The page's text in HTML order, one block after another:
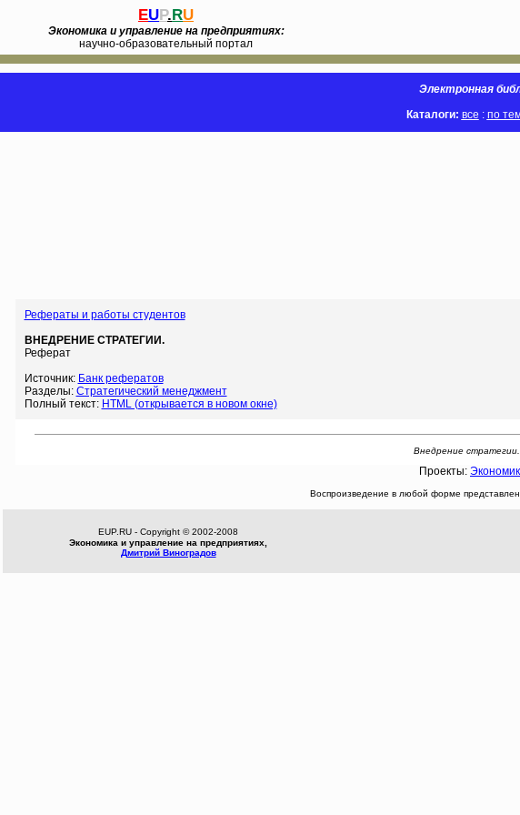
EUP.RU
Экономика и управление на предприятиях:
научно-образовательный портал
Электронная
Каталоги: все : по
Рефераты и работы студентов
ВНЕДРЕНИЕ СТРАТЕГИИ.
Реферат
Источник: Банк рефератов
Разделы: Стратегический менеджмент
Полный текст: HTML (открывается в новом окне)
Внедрение
Проекты:
Воспроизведение в любой форме
EUP.RU - Copyright © 2002-2008
Экономика и управление на предприятиях,
Дмитрий Виноградов